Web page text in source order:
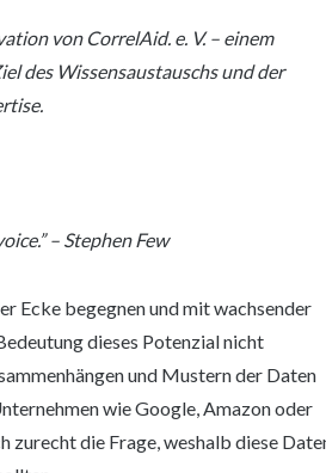
von CorrelAid. e. V. – einem
des Wissensaustauschs und der
– Stephen Few
Ecke begegnen und mit wachsender
dieses Potenzial nicht
und Mustern der Daten
wie Google, Amazon oder
zurecht die Frage, weshalb diese